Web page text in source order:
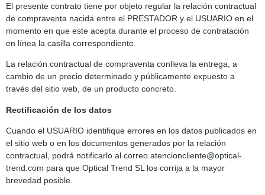
El presente contrato tiene por objeto regular la relación contractual
de compraventa nacida entre el PRESTADOR y el USUARIO en el
momento en que este acepta durante el proceso de contratación
en línea la casilla correspondiente.
La relación contractual de compraventa conlleva la entrega, a
cambio de un precio determinado y públicamente expuesto a
través del sitio web, de un producto concreto.
Rectificación de los datos
Cuando el USUARIO identifique errores en los datos publicados en
el sitio web o en los documentos generados por la relación
contractual, podrá notificarlo al correo atencioncliente@optical-
trend.com para que Optical Trend SL los corrija a la mayor
brevedad posible.